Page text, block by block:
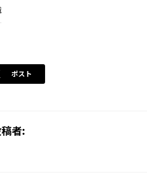
ポスト
者: